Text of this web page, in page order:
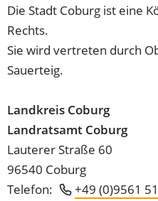
Die Stadt Coburg ist eine
Rechts.
Sie wird vertreten durch
Sauerteig.
Landkreis Coburg
Landratsamt Coburg
Lauterer Straße 60
96540 Coburg
Telefon:
+49 (0)9561